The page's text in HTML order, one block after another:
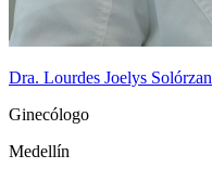
Dra. Lourdes Joelys
Ginecólogo
Medellín